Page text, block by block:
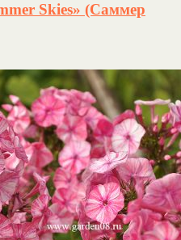
Skies» (Саммер